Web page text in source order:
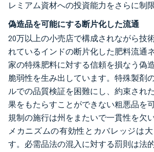
レミアム資材への投資能力をさらに制
偽造品を可能にする断片化した流通
20万以上の小売店で構成されながら技
れているインドの断片化した肥料流通
家の特殊肥料に対する信頼を損なう偽
脆弱性を生み出しています。特殊製剤
ルでの品質検証を困難にし、約束され
果をもたらすことができない粗悪品を
規制の施行は州をまたいで一貫性を欠
メカニズムの有効性とカバレッジは
す。必需品法の混入に対する罰則は法